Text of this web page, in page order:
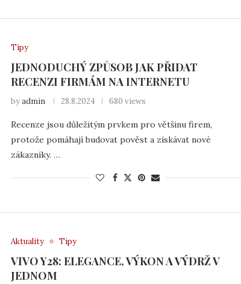
Tipy
JEDNODUCHÝ ZPŮSOB JAK PŘIDAT
RECENZI FIRMÁM NA INTERNETU
byadmin 28.8.2024 680 views
Recenze jsou důležitým prvkem pro většinu firem,
protože pomáhají budovat pověst a získávat nové
zákazníky. …
Aktuality Tipy
VIVO Y28: ELEGANCE, VÝKON A VÝDRŽ V
JEDNOM